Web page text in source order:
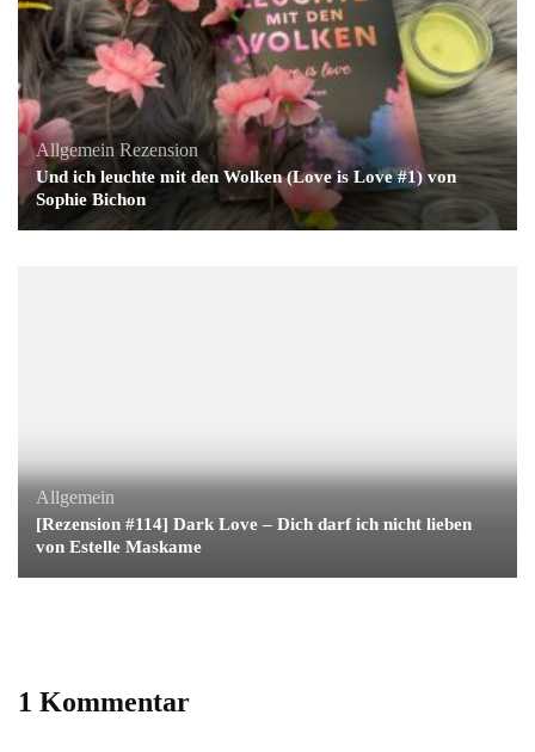
Allgemein Rezension
Und ich leuchte mit den Wolken (Love is Love #1) von
Sophie Bichon
Allgemein
[Rezension #114] Dark Love – Dich darf ich nicht lieben
von Estelle Maskame
1 Kommentar